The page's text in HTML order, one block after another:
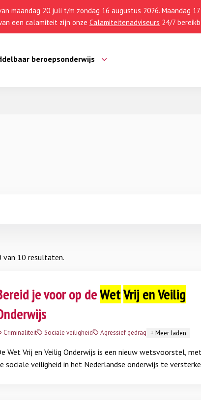
maandag 20 juli t/m zondag 16 augustus 2026. Maandag
een calamiteit zijn onze Calamiteitenadviseurs 24/7
beroepsonderwijs
van 10 resultaten.
je voor op deWetVrij en Veilig
Criminaliteit Sociale veiligheid Agressief gedrag +Meer laden
Wet Vrij en Veilig Onderwijs is een nieuw wetsvoorstel,
sociale veiligheid in het Nederlandse onderwijs te